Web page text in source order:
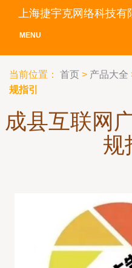
上海捷宇克网络科技有
MENU
当前位置： 首页 > 产品大全
规指引
成县互联网
规